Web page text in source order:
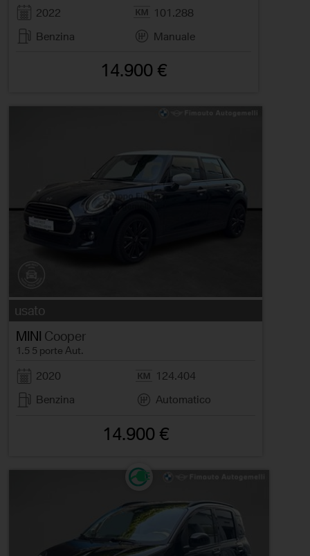
2022
101.288
Benzina
Manuale
14.900 €
usato
MINI Cooper
1.5 5 porte Aut.
2020
124.404
Benzina
Automatico
14.900 €